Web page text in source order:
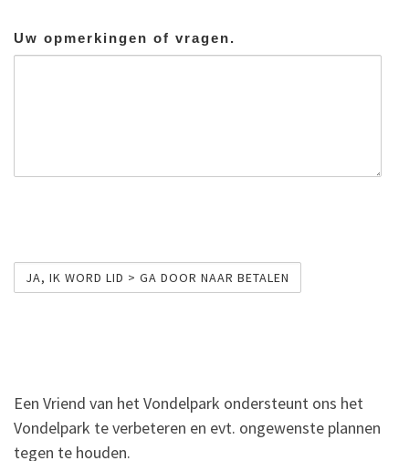
Uw opmerkingen of vragen.
Een Vriend van het Vondelpark ondersteunt ons het
Vondelpark te verbeteren en evt. ongewenste plannen
tegen te houden.